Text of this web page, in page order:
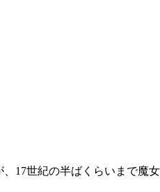
17世紀の半ばくらいまで魔女